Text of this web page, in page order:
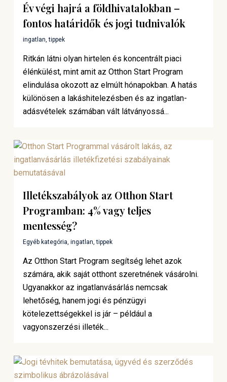
Év végi hajrá a földhivatalokban –
fontos határidők és jogi tudnivalók
ingatlan,tippek
Ritkán látni olyan hirtelen és koncentrált piaci
élénkülést, mint amit az Otthon Start Program
elindulása okozott az elmúlt hónapokban. A hatás
különösen a lakáshitelezésben és az ingatlan-
adásvételek számában vált látványossá...
Illetékszabályok az Otthon Start
Programban: 4% vagy teljes
mentesség?
Egyéb kategória, ingatlan,tippek
Az Otthon Start Program segítség lehet azok
számára, akik saját otthont szeretnének vásárolni.
Ugyanakkor az ingatlanvásárlás nemcsak
lehetőség, hanem jogi és pénzügyi
kötelezettségekkel is jár – például a
vagyonszerzési illeték...